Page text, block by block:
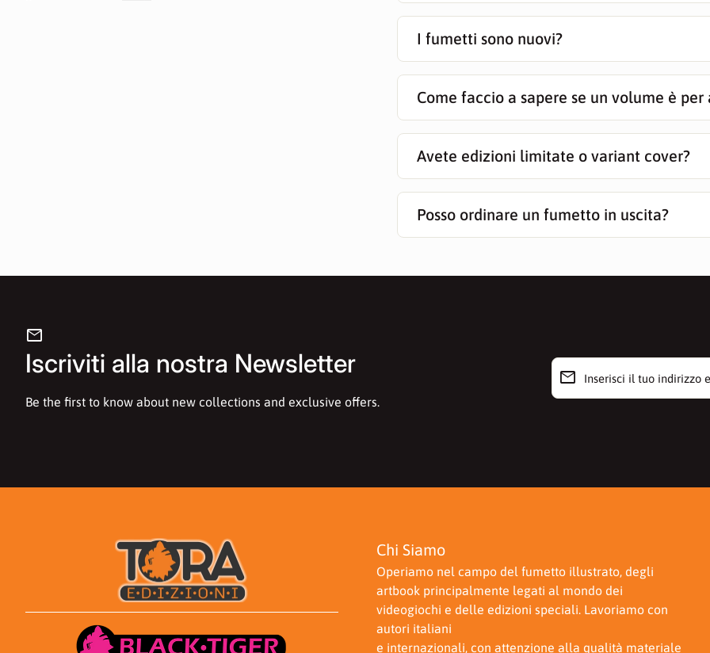
I fumetti sono nuovi?
Come faccio a sapere se un volume è per
Avete edizioni limitate o variant cover?
Posso ordinare un fumetto in uscita?
mail
Iscriviti alla nostra Newsletter
Be the first to know about new collections and exclusive offers.
Inserisci il tuo indirizzo e-
email
Casa
Casa
Chi Siamo
Operiamo nel campo del fumetto illustrato, degli
artbook principalmente legati al mondo dei
videogiochi e delle edizioni speciali. Lavoriamo con
autori italiani
e internazionali, con attenzione alla qualità materiale